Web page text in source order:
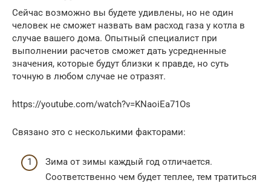
Сейчас возможно вы будете удивлены, но не один
человек не сможет назвать вам расход газа у котла в
случае вашего дома. Опытный специалист при
выполнении расчетов сможет дать усредненные
значения, которые будут близки к правде, но суть
точную в любом случае не отразят.
https://youtube.com/watch?v=KNaoiEa71Os
Связано это с несколькими факторами:
Зима от зимы каждый год отличается.
Соответственно чем будет теплее, тем тратиться